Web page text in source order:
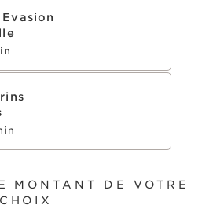
Evasion
MONTANT DE VOTRE
CHOIX